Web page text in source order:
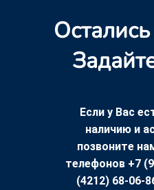
Если у Вас
наличию и
позвоните
телефонов +7
(4212) 68-06-